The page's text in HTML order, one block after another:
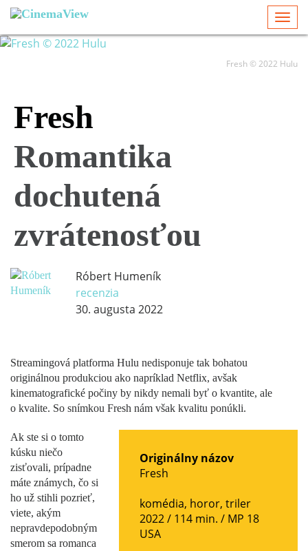
Fresh © 2022 Hulu
Fresh
Romantika
dochutená
zvrátenosťou
Róbert Humeník
recenzia
30. augusta 2022
Streamingová platforma Hulu nedisponuje tak bohatou
originálnou produkciou ako napríklad Netflix, avšak
kinematografické počiny by nikdy nemali byť o kvantite, ale
o kvalite. So snímkou Fresh nám však kvalitu ponúkli.
Originálny názov
Fresh
komédia, horor, triler
2022 / 114 min. / MP 18
USA
Ak ste si o tomto
kúsku niečo
zisťovali, prípadne
máte známych, čo si
ho už stihli pozrieť,
viete, akým
nepravdepodobným
smerom sa romanca